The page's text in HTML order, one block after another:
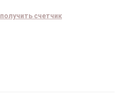
получить счетчик